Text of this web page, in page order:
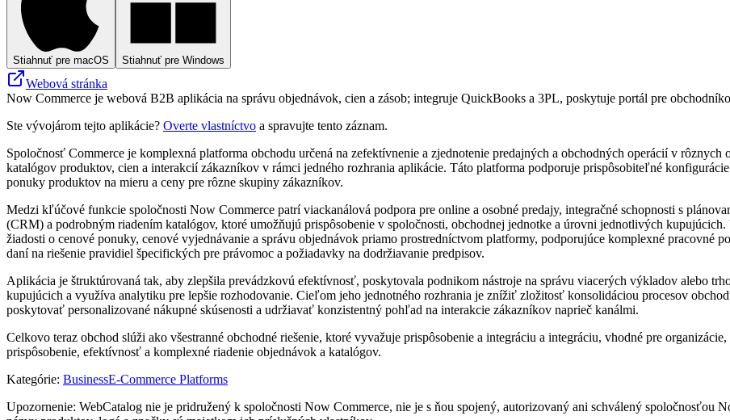
Stiahnuť pre macOS Stiahnuť pre Windows
Webová stránka
Now Commerce je webová B2B aplikácia na správu objednávok, cien a zásob; integruje QuickBooks a 3PL, poskytuje portál pre
Ste vývojárom tejto aplikácie? Overte vlastníctvo a spravujte tento záznam.
Spoločnosť Commerce je komplexná platforma obchodu určená na zefektívnenie a zjednotenie predajných a obchodných operácií v rôznych
katalógov produktov, cien a interakcií zákazníkov v rámci jedného rozhrania aplikácie. Táto platforma podporuje prispôsobiteľné
ponuky produktov na mieru a ceny pre rôzne skupiny zákazníkov.
Medzi kľúčové funkcie spoločnosti Now Commerce patrí viackanálová podpora pre online a osobné predajy, integračné schopnosti s
(CRM) a podrobným riadením katalógov, ktoré umožňujú prispôsobenie v spoločnosti, obchodnej jednotke a úrovni jednotlivých
žiadosti o cenové ponuky, cenové vyjednávanie a správu objednávok priamo prostredníctvom platformy, podporujúce komplexné pracovné
daní na riešenie pravidiel špecifických pre právomoc a požiadavky na dodržiavanie predpisov.
Aplikácia je štruktúrovaná tak, aby zlepšila prevádzkovú efektívnosť, poskytovala podnikom nástroje na správu viacerých výkladov alebo
kupujúcich a využíva analytiku pre lepšie rozhodovanie. Cieľom jeho jednotného rozhrania je znížiť zložitosť konsolidáciou procesov
poskytovať personalizované nákupné skúsenosti a udržiavať konzistentný pohľad na interakcie zákazníkov naprieč kanálmi.
Celkovo teraz obchod slúži ako všestranné obchodné riešenie, ktoré vyvažuje prispôsobenie a integráciu a integráciu, vhodné pre
prispôsobenie, efektívnosť a komplexné riadenie objednávok a katalógov.
Kategórie: BusinessE-Commerce Platforms
Upozornenie: WebCatalog nie je pridružený k spoločnosti Now Commerce, nie je s ňou spojený, autorizovaný ani schválený spoločnosťou